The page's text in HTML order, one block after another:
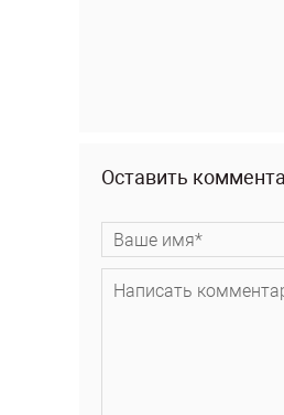
Оставить